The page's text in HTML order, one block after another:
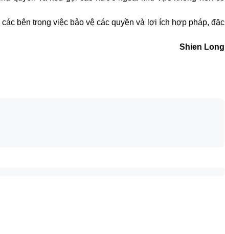
bên trong việc bảo vệ các quyền và lợi ích hợp pháp, đặc
Shien Long